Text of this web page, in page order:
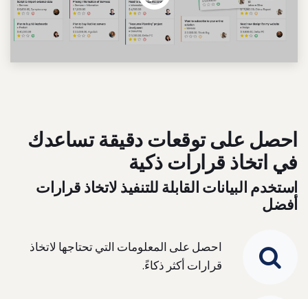
احصل على توقعات دقيقة تساعدك
في اتخاذ قرارات ذكية
استخدم البيانات القابلة للتنفيذ لاتخاذ قرارات
أفضل
احصل على المعلومات التي تحتاجها لاتخاذ
قرارات أكثر ذكاءً.